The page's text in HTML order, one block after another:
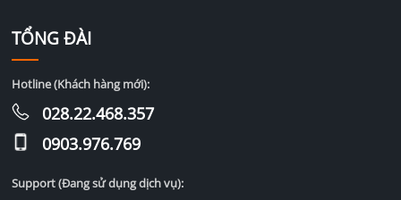
TỔNG ĐÀI
Hotline (Khách hàng mới):
028.22.468.357
0903.976.769
Support (Đang sử dụng dịch vụ):